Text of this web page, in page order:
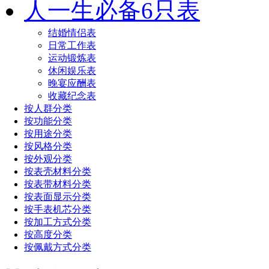
人一生必备6只表
结婚情侣表
日常工作表
运动锻炼表
休闲娱乐表
晚宴应酬表
收藏纪念表
按人群分类
按功能分类
按用途分类
按风格分类
按外观分类
按表壳材料分类
按表带材料分类
按表面显示分类
按手表机芯分类
按加工方式分类
按高度分类
按佩戴方式分类